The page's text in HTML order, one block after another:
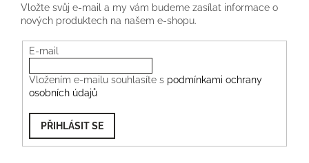
Vložte svůj e-mail a my vám budeme zasílat informace o
nových produktech na našem e-shopu.
E-mail
Vložením e-mailu souhlasíte s podmínkami ochrany
osobních údajů
PŘIHLÁSIT SE